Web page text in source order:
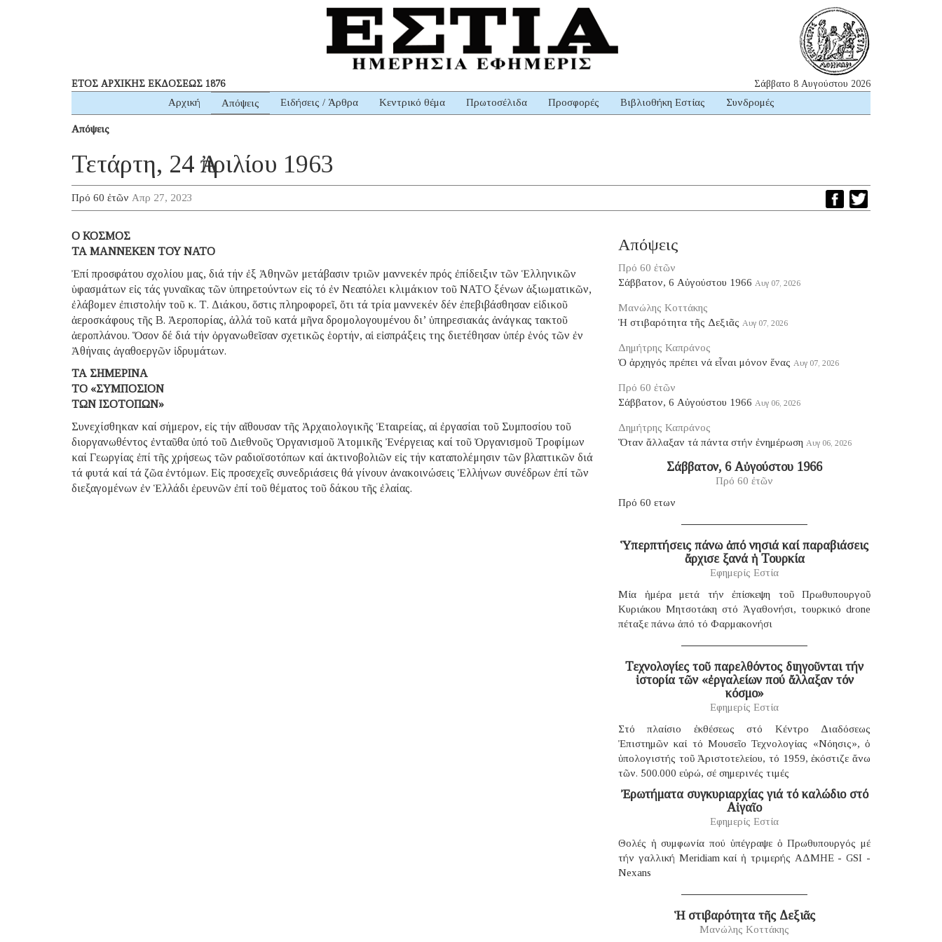
ΕΤΟΣ ΑΡΧΙΚΗΣ ΕΚΔΟΣΕΩΣ 1876 Σάββατο 8 Αυγούστου 2026
Αρχική Απόψεις Ειδήσεις / Άρθρα Κεντρικό θέμα Πρωτοσέλιδα Προσφορές Βιβλιοθήκη Εστίας Συνδρομές
Απόψεις
Τετάρτη, 24 Ἀπριλίου 1963
Πρό 60 ἐτῶν Απρ 27, 2023
Ο ΚΟΣΜΟΣ
ΤΑ ΜΑΝΝΕΚΕΝ ΤΟΥ ΝΑΤΟ
Ἐπί προσφάτου σχολίου μας, διά τήν ἐξ Ἀθηνῶν μετάβασιν τριῶν μαννεκέν πρός ἐπίδειξιν τῶν Ἑλληνικῶν
ὑφασμάτων εἰς τάς γυναῖκας τῶν ὑπηρετούντων εἰς τό ἐν Νεαπόλει κλιμάκιον τοῦ ΝΑΤΟ ξένων ἀξιωματικῶν,
ἐλάβομεν ἐπιστολήν τοῦ κ. Τ. Διάκου, ὅστις πληροφορεῖ, ὅτι τά τρία μαννεκέν δέν ἐπεβιβάσθησαν εἰδικοῦ
ἀεροσκάφους τῆς Β. Ἀεροπορίας, ἀλλά τοῦ κατά μῆνα δρομολογουμένου δι’ ὑπηρεσιακάς ἀνάγκας τακτοῦ
ἀεροπλάνου. Ὅσον δέ διά τήν ὀργανωθεῖσαν σχετικῶς ἑορτήν, αἱ εἰσπράξεις της διετέθησαν ὑπέρ ἑνός τῶν ἐν
Ἀθήναις ἀγαθοεργῶν ἱδρυμάτων.
ΤΑ ΣΗΜΕΡΙΝΑ
ΤΟ «ΣΥΜΠΟΣΙΟΝ
ΤΩΝ ΙΣΟΤΟΠΩΝ»
Συνεχίσθηκαν καί σήμερον, εἰς τήν αἴθουσαν τῆς Ἀρχαιολογικῆς Ἑταιρείας, αἱ ἐργασίαι τοῦ Συμποσίου τοῦ
διοργανωθέντος ἐνταῦθα ὑπό τοῦ Διεθνοῦς Ὀργανισμοῦ Ἀτομικῆς Ἐνέργειας καί τοῦ Ὀργανισμοῦ Τροφίμων
καί Γεωργίας ἐπί τῆς χρήσεως τῶν ραδιοϊσοτόπων καί ἀκτινοβολιῶν εἰς τήν καταπολέμησιν τῶν βλαπτικῶν διά
τά φυτά καί τά ζῶα ἐντόμων. Εἰς προσεχεῖς συνεδριάσεις θά γίνουν ἀνακοινώσεις Ἑλλήνων συνέδρων ἐπί τῶν
διεξαγομένων ἐν Ἑλλάδι ἐρευνῶν ἐπί τοῦ θέματος τοῦ δάκου τῆς ἐλαίας.
Απόψεις
Πρό 60 ἐτῶν
Σάββατον, 6 Αὐγούστου 1966 Αυγ 07, 2026
Μανώλης Κοττάκης
Ἡ στιβαρότητα τῆς Δεξιᾶς Αυγ 07, 2026
Δημήτρης Καπράνος
Ὁ ἀρχηγός πρέπει νά εἶναι μόνον ἕνας Αυγ 07, 2026
Πρό 60 ἐτῶν
Σάββατον, 6 Αὐγούστου 1966 Αυγ 06, 2026
Δημήτρης Καπράνος
Ὅταν ἄλλαξαν τά πάντα στήν ἐνημέρωση Αυγ 06, 2026
Σάββατον, 6 Αὐγούστου 1966
Πρό 60 ἐτῶν
Πρό 60 ετων
Ὑπερπτήσεις πάνω ἀπό νησιά καί παραβιάσεις
ἄρχισε ξανά ἡ Τουρκία
Εφημερίς Εστία
Μία ἡμέρα μετά τήν ἐπίσκεψη τοῦ Πρωθυπουργοῦ
Κυριάκου Μητσοτάκη στό Ἀγαθονήσι, τουρκικό drone
πέταξε πάνω ἀπό τό Φαρμακονήσι
Τεχνολογίες τοῦ παρελθόντος διηγοῦνται τήν
ἱστορία τῶν «ἐργαλείων πού ἄλλαξαν τόν
κόσμο»
Εφημερίς Εστία
Στό πλαίσιο ἐκθέσεως στό Κέντρο Διαδόσεως
Ἐπιστημῶν καί τό Μουσεῖο Τεχνολογίας «Νόησις», ὁ
ὑπολογιστής τοῦ Ἀριστοτελείου, τό 1959, ἐκόστιζε ἄνω
τῶν. 500.000 εὐρώ, σέ σημερινές τιμές
Ἐρωτήματα συγκυριαρχίας γιά τό καλώδιο στό
Αἰγαῖο
Εφημερίς Εστία
Θολές ἡ συμφωνία πού ὑπέγραψε ὁ Πρωθυπουργός μέ
τήν γαλλική Μeridiam καί ἡ τριμερής ΑΔΜΗΕ - GSI -
Nexans
Ἡ στιβαρότητα τῆς Δεξιᾶς
Μανώλης Κοττάκης